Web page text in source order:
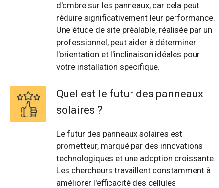
d'ombre sur les panneaux, car cela peut
réduire significativement leur performance.
Une étude de site préalable, réalisée par un
professionnel, peut aider à déterminer
l'orientation et l'inclinaison idéales pour
votre installation spécifique.
Quel est le futur des panneaux
solaires ?
Le futur des panneaux solaires est
prometteur, marqué par des innovations
technologiques et une adoption croissante.
Les chercheurs travaillent constamment à
améliorer l'efficacité des cellules